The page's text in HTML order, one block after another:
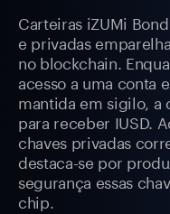
Carteiras iZUMi
e privadas
no blockchain.
acesso a uma conta
mantida em sigilo, a
para receber IUSD.
chaves privadas
destaca-se por
segurança essas
chip.